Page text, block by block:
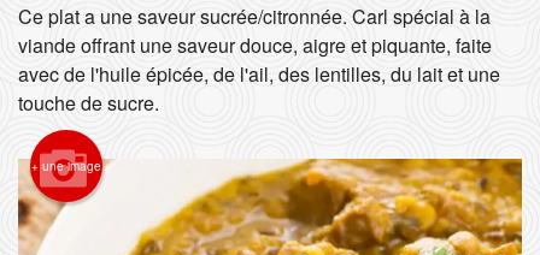
Ce plat a une saveur sucrée/citronnée. Carl spécial à la
viande offrant une saveur douce, aigre et piquante, faite
avec de l'huile épicée, de l'ail, des lentilles, du lait et une
touche de sucre.
+ une image